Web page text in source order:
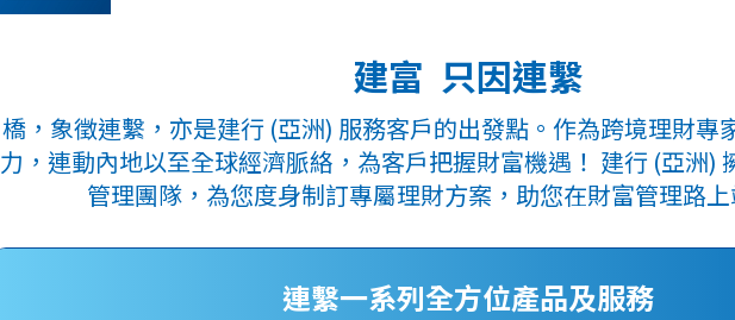
建富 只因連繫
橋，象徵連繫，亦是建行 (亞洲) 服務客戶的出發點。作為跨境理財專
力，連動內地以至全球經濟脈絡，為客戶把握財富機遇！ 建行 (亞洲)
管理團隊，為您度身制訂專屬理財方案，助您在財富管理路
連繫一系列全方位產品及服務